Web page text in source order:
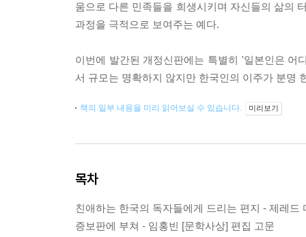
움으로 다른 민족들을 희생시키며 자신들의 삶의
과정을 극적으로 보여주는 예다.
이번에 발간된 개정신판에는 특별히 '일본인은 어
서 규모는 명확하지 않지만 한국인의 이주가 분명
책의 일부 내용을 미리 읽어보실 수 있습니다. 미리보기
목차
친애하는 한국의 독자들에게 드리는 편지 - 제레드
증보판에 부쳐 - 임홍빈 [문학사상] 편집 고문